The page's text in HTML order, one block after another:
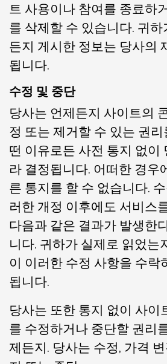
트 사용이나 참여를 종료하
를 삭제할 수 있습니다. 귀
든지 게시한 정보는 당사의
됩니다.
수정 및 중단
당사는 언제든지 사이트의
정 또는 제거할 수 있는 권
떤 이유로든 사전 통지 없이
라 결정됩니다. 어떠한 경우
른 통지를 할 수 없습니다.
러한 개정 이후에도 서비스
다음과 같은 결과가 발생한
니다. 귀하가 실제로 읽었는
이 이러한 수정 사항을 수락
됩니다.
당사는 또한 통지 없이 사이
를 수정하거나 중단할 권리
제든지. 당사는 수정, 가격